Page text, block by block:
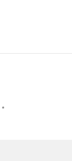
*